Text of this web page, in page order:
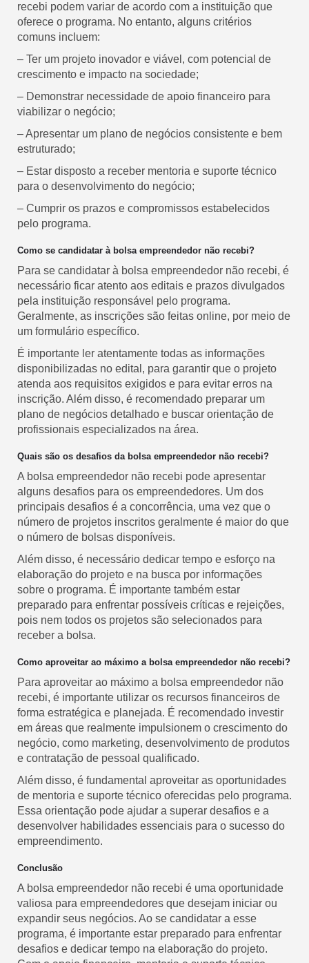
recebi podem variar de acordo com a instituição que
oferece o programa. No entanto, alguns critérios
comuns incluem:
– Ter um projeto inovador e viável, com potencial de
crescimento e impacto na sociedade;
– Demonstrar necessidade de apoio financeiro para
viabilizar o negócio;
– Apresentar um plano de negócios consistente e bem
estruturado;
– Estar disposto a receber mentoria e suporte técnico
para o desenvolvimento do negócio;
– Cumprir os prazos e compromissos estabelecidos
pelo programa.
Como se candidatar à bolsa empreendedor não recebi?
Para se candidatar à bolsa empreendedor não recebi, é
necessário ficar atento aos editais e prazos divulgados
pela instituição responsável pelo programa.
Geralmente, as inscrições são feitas online, por meio de
um formulário específico.
É importante ler atentamente todas as informações
disponibilizadas no edital, para garantir que o projeto
atenda aos requisitos exigidos e para evitar erros na
inscrição. Além disso, é recomendado preparar um
plano de negócios detalhado e buscar orientação de
profissionais especializados na área.
Quais são os desafios da bolsa empreendedor não recebi?
A bolsa empreendedor não recebi pode apresentar
alguns desafios para os empreendedores. Um dos
principais desafios é a concorrência, uma vez que o
número de projetos inscritos geralmente é maior do que
o número de bolsas disponíveis.
Além disso, é necessário dedicar tempo e esforço na
elaboração do projeto e na busca por informações
sobre o programa. É importante também estar
preparado para enfrentar possíveis críticas e rejeições,
pois nem todos os projetos são selecionados para
receber a bolsa.
Como aproveitar ao máximo a bolsa empreendedor não recebi?
Para aproveitar ao máximo a bolsa empreendedor não
recebi, é importante utilizar os recursos financeiros de
forma estratégica e planejada. É recomendado investir
em áreas que realmente impulsionem o crescimento do
negócio, como marketing, desenvolvimento de produtos
e contratação de pessoal qualificado.
Além disso, é fundamental aproveitar as oportunidades
de mentoria e suporte técnico oferecidas pelo programa.
Essa orientação pode ajudar a superar desafios e a
desenvolver habilidades essenciais para o sucesso do
empreendimento.
Conclusão
A bolsa empreendedor não recebi é uma oportunidade
valiosa para empreendedores que desejam iniciar ou
expandir seus negócios. Ao se candidatar a esse
programa, é importante estar preparado para enfrentar
desafios e dedicar tempo na elaboração do projeto.